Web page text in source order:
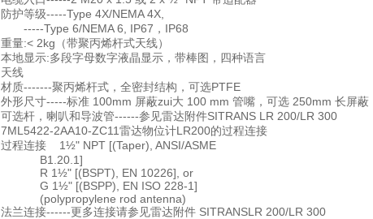
防护等级-----Type 4X/NEMA 4X,
-----Type 6/NEMA 6, IP67，IP68
重量:< 2kg（带聚丙烯杆式天线）
本地显示:多段字母数字液晶显示，带棒图，四种语言
天线
材质-------聚丙烯杆式，全密封结构，可选PTFE
外形尺寸-----标准 100mm 屏蔽zui大 100 mm 管嘴，可选 250mm 长屏蔽
可选杆，喇叭和导波管------参见雷达附件SITRANS LR 200/LR 300
7ML5422-2AA10-ZC11雷达物位计LR200的过程连接
过程连接 1½" NPT [(Taper), ANSI/ASME
B1.20.1]
R 1½" [(BSPT), EN 10226], or
G 1½" [(BSPP), EN ISO 228-1]
(polypropylene rod antenna)
法兰连接------更多连接请参见雷达附件 SITRANSLR 200/LR 300